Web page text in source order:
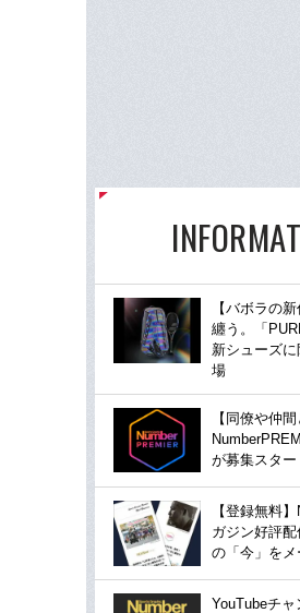
【バボラの
纏う。「
新シューズ
場
【同僚や仲間
が募集スター
【登録無料
ガジン好評
の「今」をメ
YouTubeチ